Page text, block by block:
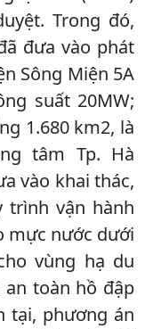
Trong đó,
đưa vào phát
Sông Miện 5A
suất 20MW;
1.680 km2, là
tâm Tp. Hà
vào khai thác,
trình vận hành
mực nước dưới
vùng hạ du
toàn hồ đập
tại, phương án